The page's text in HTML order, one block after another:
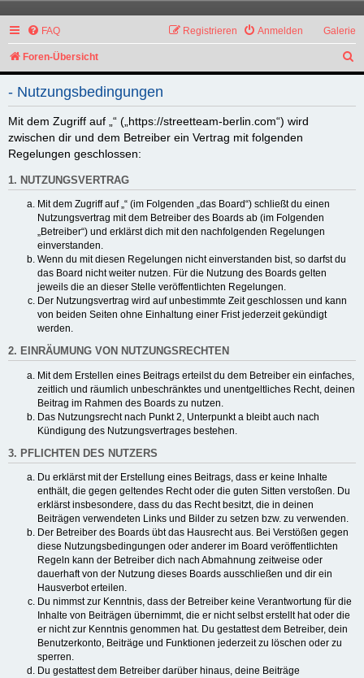
Galerie
FAQ Anmelden
Registrieren
Foren-Übersicht
u
- Nutzungsbedingungen
Mit dem Zugriff auf „“ („https://streetteam-berlin.com“) wird
zwischen dir und dem Betreiber ein Vertrag mit folgenden
Regelungen geschlossen:
1. NUTZUNGSVERTRAG
Mit dem Zugriff auf „“ (im Folgenden „das Board“) schließt du einen
Nutzungsvertrag mit dem Betreiber des Boards ab (im Folgenden
„Betreiber“) und erklärst dich mit den nachfolgenden Regelungen
einverstanden.
Wenn du mit diesen Regelungen nicht einverstanden bist, so darfst du
das Board nicht weiter nutzen. Für die Nutzung des Boards gelten
jeweils die an dieser Stelle veröffentlichten Regelungen.
Der Nutzungsvertrag wird auf unbestimmte Zeit geschlossen und kann
von beiden Seiten ohne Einhaltung einer Frist jederzeit gekündigt
werden.
2. EINRÄUMUNG VON NUTZUNGSRECHTEN
Mit dem Erstellen eines Beitrags erteilst du dem Betreiber ein einfaches,
zeitlich und räumlich unbeschränktes und unentgeltliches Recht, deinen
Beitrag im Rahmen des Boards zu nutzen.
Das Nutzungsrecht nach Punkt 2, Unterpunkt a bleibt auch nach
Kündigung des Nutzungsvertrages bestehen.
3. PFLICHTEN DES NUTZERS
Du erklärst mit der Erstellung eines Beitrags, dass er keine Inhalte
enthält, die gegen geltendes Recht oder die guten Sitten verstoßen. Du
erklärst insbesondere, dass du das Recht besitzt, die in deinen
Beiträgen verwendeten Links und Bilder zu setzen bzw. zu verwenden.
Der Betreiber des Boards übt das Hausrecht aus. Bei Verstößen gegen
diese Nutzungsbedingungen oder anderer im Board veröffentlichten
Regeln kann der Betreiber dich nach Abmahnung zeitweise oder
dauerhaft von der Nutzung dieses Boards ausschließen und dir ein
Hausverbot erteilen.
Du nimmst zur Kenntnis, dass der Betreiber keine Verantwortung für die
Inhalte von Beiträgen übernimmt, die er nicht selbst erstellt hat oder die
er nicht zur Kenntnis genommen hat. Du gestattest dem Betreiber, dein
Benutzerkonto, Beiträge und Funktionen jederzeit zu löschen oder zu
sperren.
Du gestattest dem Betreiber darüber hinaus, deine Beiträge